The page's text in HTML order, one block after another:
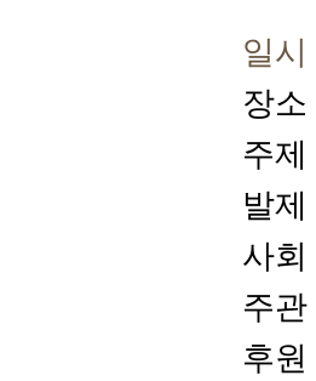
일시
장소
주제
발제
사회
주관
후원